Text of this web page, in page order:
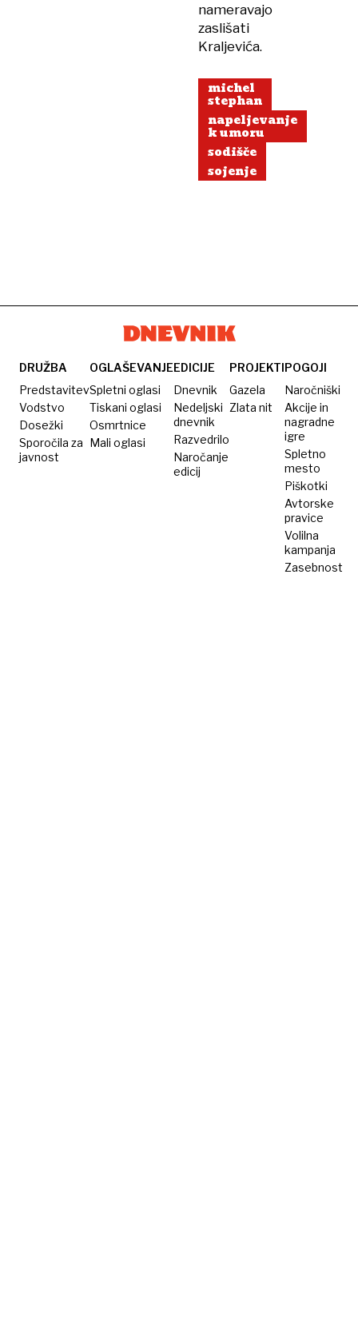
nameravajo
zaslišati
Kraljevića.
michel
stephan
napeljevanje
k umoru
sodišče
sojenje
DRUŽBA
Predstavitev
Vodstvo
Dosežki
Sporočila za
javnost
OGLAŠEVANJE
Spletni oglasi
Tiskani oglasi
Osmrtnice
Mali oglasi
EDICIJE
Dnevnik
Nedeljski
dnevnik
Razvedrilo
Naročanje
edicij
PROJEKTI
Gazela
Zlata nit
POGOJI
Naročniški
Akcije in
nagradne
igre
Spletno
mesto
Piškotki
Avtorske
pravice
Volilna
kampanja
Zasebnost